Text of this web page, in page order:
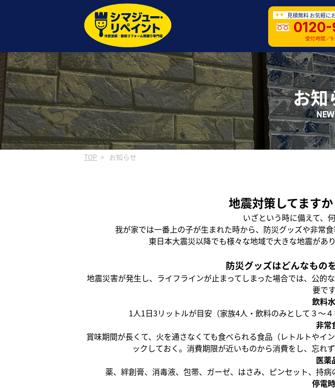
見積無料 お気軽に
受付時間／
お知
TOP お知らせ
地震対策してます
いざという時に備えて、
我が家では一番上の子が生まれた時から、防災グッズや非常
東日本大震災以降でも様々な地域で大きな地震があ
防災グッズはどんなもの
地震災害が発生し、ライフラインが止まってしまった場合では、公
要です
飲料
1人1日3リットルが目安（家族4人・飲料のみとして３～
非常
賞味期間が長くて、火を通さなくても食べられる食品（レトルトや
ックしておく。消費期限が近いものから消費をし、忘れ
医薬
薬、絆創膏、消毒液、包帯、ガーゼ、はさみ、ピンセット、持
停電